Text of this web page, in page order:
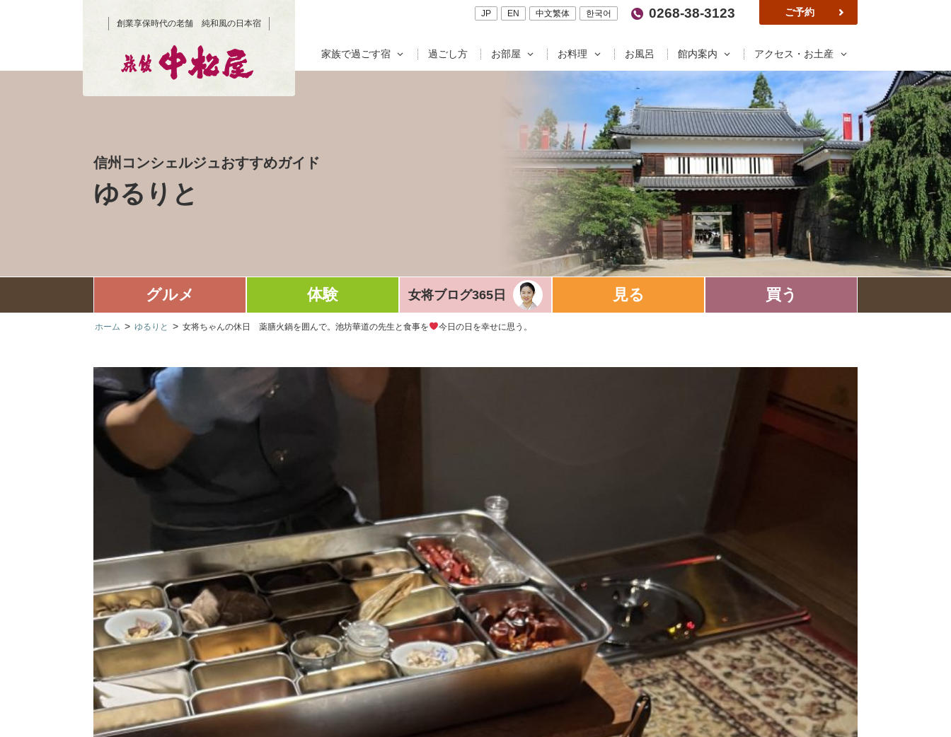
創業享保時代の老舗 純和風の日本宿
ご予約
0268-38-3123
JP EN 中文繁体 한국어
家族で過ごす宿 過ごし方 お部屋 お料理 お風呂 館内案内 アクセス・お土産
信州コンシェルジュおすすめガイド
ゆるりと
グルメ 体験 女将ブログ365日 見る 買う
ホーム > ゆるりと > 女将ちゃんの休日 薬膳火鍋を囲んで。池坊華道の先生と食事を 今日の日を幸せに思う。